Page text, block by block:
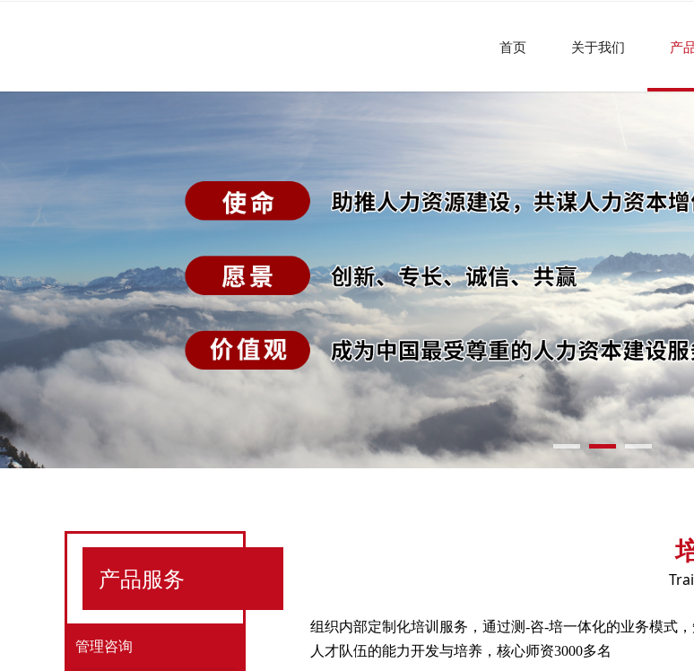
首页 关于我们 产
产品服务
管理咨询
组织内部定制化培训服务，通过测-咨-培一体化的业务模式
人才队伍的能力开发与培养，核心师资3000多名